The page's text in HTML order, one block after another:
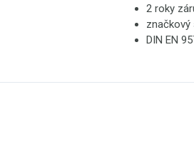
2 roky
značkový
DIN EN